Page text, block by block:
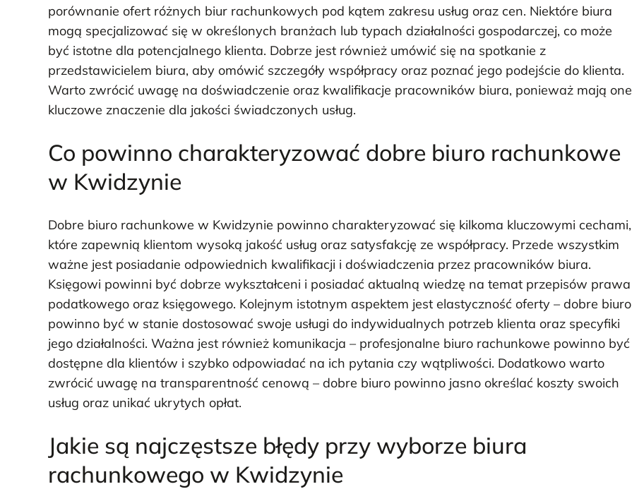
porównanie ofert różnych biur rachunkowych pod kątem zakresu usług oraz cen. Niektóre biura
mogą specjalizować się w określonych branżach lub typach działalności gospodarczej, co może
być istotne dla potencjalnego klienta. Dobrze jest również umówić się na spotkanie z
przedstawicielem biura, aby omówić szczegóły współpracy oraz poznać jego podejście do klienta.
Warto zwrócić uwagę na doświadczenie oraz kwalifikacje pracowników biura, ponieważ mają one
kluczowe znaczenie dla jakości świadczonych usług.
Co powinno charakteryzować dobre biuro rachunkowe
w Kwidzynie
Dobre biuro rachunkowe w Kwidzynie powinno charakteryzować się kilkoma kluczowymi cechami,
które zapewnią klientom wysoką jakość usług oraz satysfakcję ze współpracy. Przede wszystkim
ważne jest posiadanie odpowiednich kwalifikacji i doświadczenia przez pracowników biura.
Księgowi powinni być dobrze wykształceni i posiadać aktualną wiedzę na temat przepisów prawa
podatkowego oraz księgowego. Kolejnym istotnym aspektem jest elastyczność oferty – dobre biuro
powinno być w stanie dostosować swoje usługi do indywidualnych potrzeb klienta oraz specyfiki
jego działalności. Ważna jest również komunikacja – profesjonalne biuro rachunkowe powinno być
dostępne dla klientów i szybko odpowiadać na ich pytania czy wątpliwości. Dodatkowo warto
zwrócić uwagę na transparentność cenową – dobre biuro powinno jasno określać koszty swoich
usług oraz unikać ukrytych opłat.
Jakie są najczęstsze błędy przy wyborze biura
rachunkowego w Kwidzynie